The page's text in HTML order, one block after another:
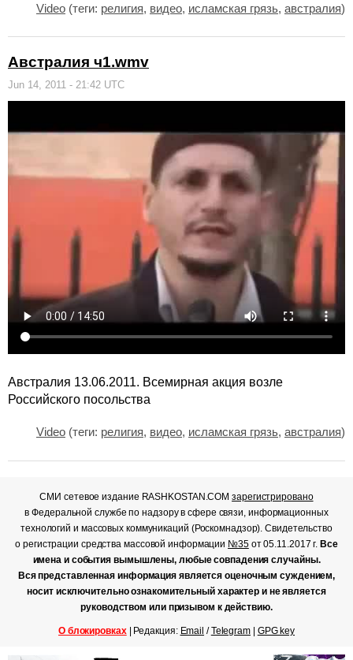
Video (теги: религия, видео, исламская грязь, австралия)
Австралия ч1.wmv
Jun 14, 2011 - 21:42 UTC
Австралия 13.06.2011. Всемирная акция возле
Российского посольства
Video (теги: религия, видео, исламская грязь, австралия)
СМИ сетевое издание RASHKOSTAN.COMзарегистрировано
в Федеральной службе по надзору в сфере связи, информационных
технологий и массовых коммуникаций (Роскомнадзор). Свидетельство
о регистрации средства массовой информации №35от 05.11.2017 г. Все
имена и события вымышлены, любые совпадения случайны.
Вся представленная информация является оценочным суждением,
носит исключительно ознакомительный характер и не является
руководством или призывом к действию.
О блокировках| Редакция: Email /Telegram| GPG key